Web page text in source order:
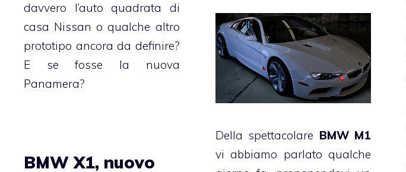
davvero l’auto quadrata di
casa Nissan o qualche altro
prototipo ancora da definire?
E se fosse la nuova
Panamera?
Della spettacolare BMW M1
vi abbiamo parlato qualche
BMW X1, nuovo